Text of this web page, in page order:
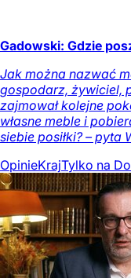
Gadowski: Gdzie
Jak można nazwać
gospodarz, żywiciel,
zajmował kolejne
własne meble i
siebie posiłki? – pyta
OpinieKrajTylko na